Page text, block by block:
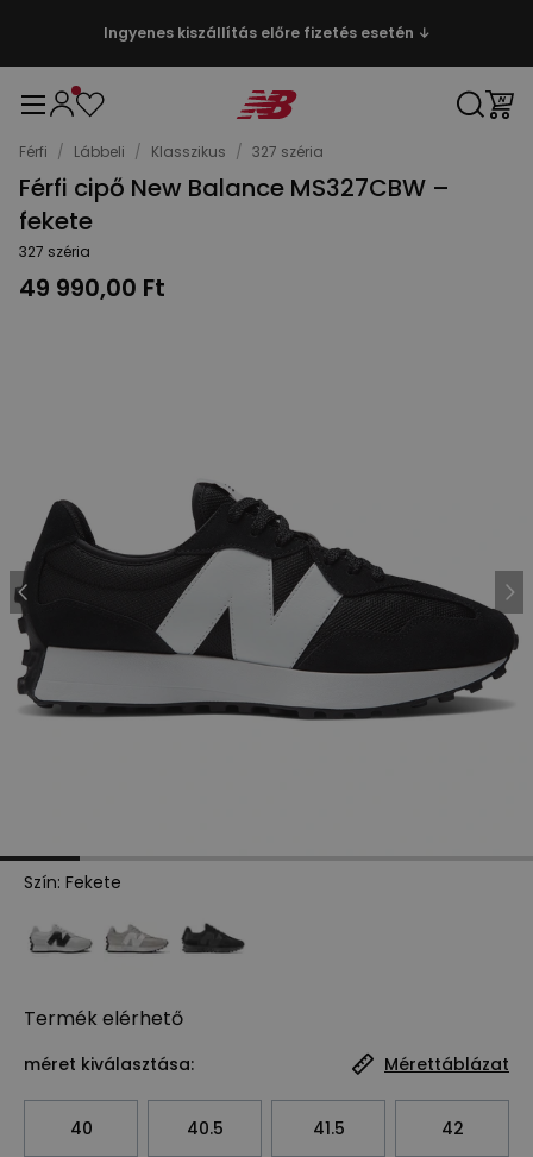
Ingyenes kiszállítás előre fizetés esetén ↓
Férfi / Lábbeli / Klasszikus / 327 széria
Férfi cipő New Balance MS327CBW –
fekete
327 széria
49 990,00 Ft
Szín: Fekete
Termék elérhető
méret kiválasztása: Mérettáblázat
40 40.5 41.5 42